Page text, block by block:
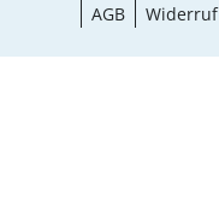
AGB
Widerruf